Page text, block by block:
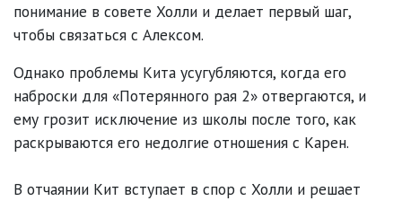
понимание в совете Холли и делает первый шаг,
чтобы связаться с Алексом.
Однако проблемы Кита усугубляются, когда его
наброски для «Потерянного рая 2» отвергаются, и
ему грозит исключение из школы после того, как
раскрываются его недолгие отношения с Карен.
В отчаянии Кит вступает в спор с Холли и решает